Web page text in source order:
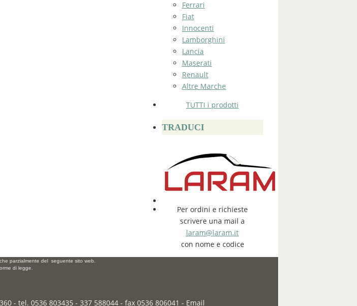
Ferrari
Fiat
Innocenti
Lamborghini
Lancia
Maserati
Renault
Altre Marche
TUTTI i prodotti
TRADUCI
Per ordini e richieste
scrivere una mail a
laram@laram.it
con nome e codice
parzialmente del seguente sito web.
di legge.
- tel. 0536 803435 - 337 588044 - fax 0536 806041 - Email